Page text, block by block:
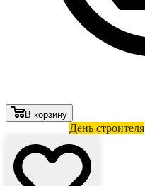
В корзину
День строителя